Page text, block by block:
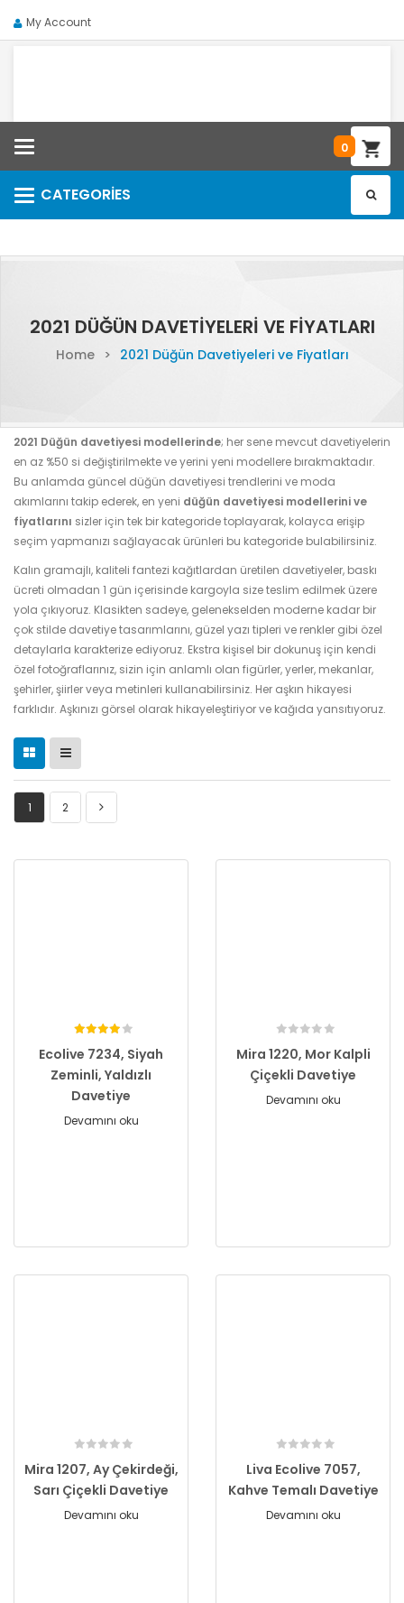
My Account
0
CATEGORIES
Categories
2021 DÜĞÜN DAVETIYELERI VE FIYATLARI
Home > 2021 Düğün Davetiyeleri ve Fiyatları
2021 Düğün davetiyesi modellerinde; her sene mevcut davetiyelerin
en az %50 si değiştirilmekte ve yerini yeni modellere bırakmaktadır.
Bu anlamda güncel düğün davetiyesi trendlerini ve moda
akımlarını takip ederek, en yeni düğün davetiyesi modellerini ve
fiyatlarını sizler için tek bir kategoride toplayarak, kolayca erişip
seçim yapmanızı sağlayacak ürünleri bu kategoride bulabilirsiniz.
Kalın gramajlı, kaliteli fantezi kağıtlardan üretilen davetiyeler, baskı
ücreti olmadan 1 gün içerisinde kargoyla size teslim edilmek üzere
yola çıkıyoruz. Klasikten sadeye, gelenekselden moderne kadar bir
çok stilde davetiye tasarımlarını, güzel yazı tipleri ve renkler gibi özel
detaylarla karakterize ediyoruz. Ekstra kişisel bir dokunuş için kendi
özel fotoğraflarınız, sizin için anlamlı olan figürler, yerler, mekanlar,
şehirler, şiirler veya metinleri kullanabilirsiniz. Her aşkın hikayesi
farklıdır. Aşkınızı görsel olarak hikayeleştiriyor ve kağıda yansıtıyoruz.
1 2
Ecolive 7234, Siyah
Zeminli, Yaldızlı
Davetiye
Devamını oku
Mira 1220, Mor Kalpli
Çiçekli Davetiye
Devamını oku
Mira 1207, Ay Çekirdeği,
Sarı Çiçekli Davetiye
Devamını oku
Liva Ecolive 7057,
Kahve Temalı Davetiye
Devamını oku